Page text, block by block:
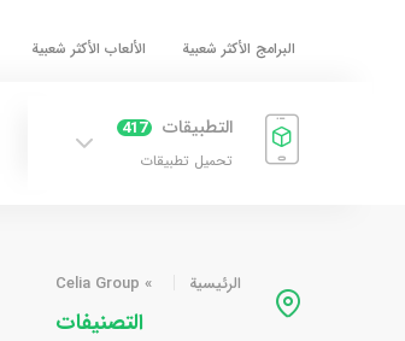
البرامج الأكثر شعبية الألعاب الأكثر شعبية
التطبيقات 417
تحميل تطبيقات
الرئيسية »
Celia Group
التصنيفات